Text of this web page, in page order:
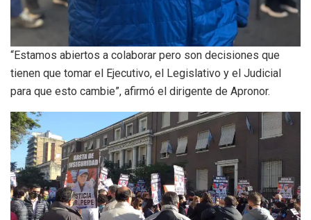
“Estamos abiertos a colaborar pero son decisiones que
tienen que tomar el Ejecutivo, el Legislativo y el Judicial
para que esto cambie”, afirmó el dirigente de Apronor.